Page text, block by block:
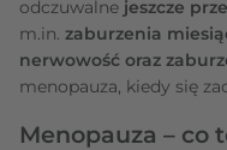
odczuwalne jeszcze
m.in. zaburzenia
nerwowość oraz
menopauza, kiedy się
Menopauza – co